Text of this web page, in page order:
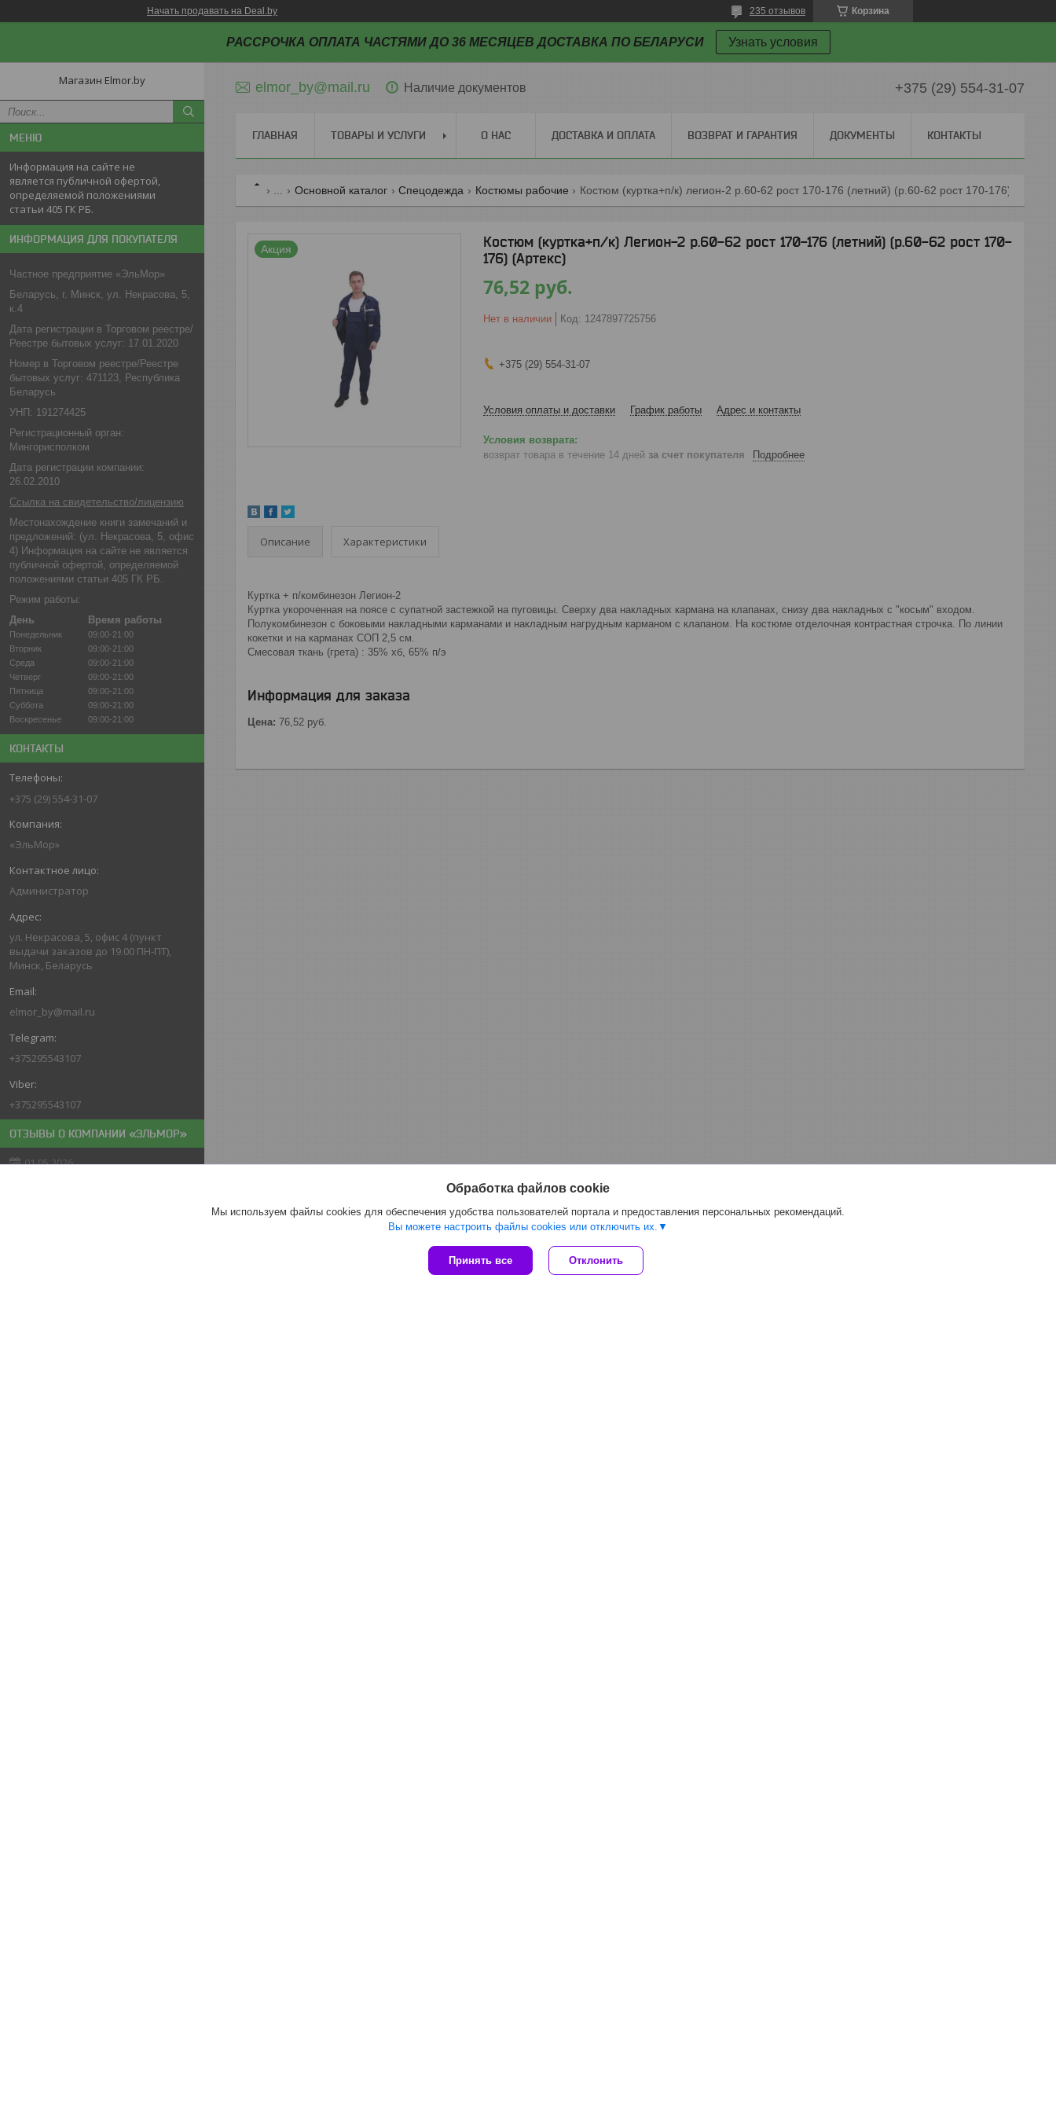
Начать продавать на Deal.by Корзина
235 отзывов
РАССРОЧКА ОПЛАТА ЧАСТЯМИ ДО 36 МЕСЯЦЕВ ДОСТАВКА ПО БЕЛАРУСИ Узнать условия
Магазин Elmor.by
Информация на сайте не
является публичной офертой,
определяемой положениями
статьи 405 ГК РБ.
ИНФОРМАЦИЯ ДЛЯ ПОКУПАТЕЛЯ
Частное предприятие «ЭльМор»
Беларусь, г. Минск, ул. Некрасова, 5,
к.4
Дата регистрации в Торговом реестре/
Реестре бытовых услуг: 17.01.2020
Номер в Торговом реестре/Реестре
бытовых услуг: 471123, Республика
Беларусь
УНП: 191274425
Регистрационный орган:
Мингорисполком
Дата регистрации компании:
26.02.2010
Ссылка на свидетельство/лицензию
Местонахождение книги замечаний и
предложений: (ул. Некрасова, 5, офис
4) Информация на сайте не является
публичной офертой, определяемой
положениями статьи 405 ГК РБ.
Режим работы:
День
Время работы
Понедельник
09:00-21:00
Вторник
09:00-21:00
Среда
09:00-21:00
Четверг
09:00-21:00
Пятница
09:00-21:00
Суббота
09:00-21:00
Воскресенье
09:00-21:00
КОНТАКТЫ
+375 (29) 554-31-07
«ЭльМор»
Администратор
ул. Некрасова, 5, офис 4 (пункт
выдачи заказов до 19.00 ПН-ПТ),
Минск, Беларусь
elmor_by@mail.ru
+375295543107
+375295543107
ОТЗЫВЫ О КОМПАНИИ «ЭЛЬМОР»
01.05.2026
elmor_by@mail.ru Наличие документов +375 (29) 554-31-07
ГЛАВНАЯ ТОВАРЫ И УСЛУГИ О НАС ДОСТАВКА И ОПЛАТА ВОЗВРАТ И ГАРАНТИЯ ДОКУМЕНТЫ КОНТАКТЫ
Основной каталог Спецодежда Костюмы рабочие
Акция
Костюм (куртка+п/к) Легион-2 р.60-62 рост 170-176 (летний) (р.60-62 рост 170-
176) (Артекс)
76,52 руб.
Нет в наличии Код: 1247897725756
+375 (29) 554-31-07
Условия оплаты и доставки График работы Адрес и контакты
возврат товара в течение 14 дней за счет покупателя Подробнее
Описание Характеристики
Куртка + п/комбинезон Легион-2
Куртка укороченная на поясе с супатной застежкой на пуговицы. Сверху два накладных кармана на клапанах, снизу два накладных с "косым" входом.
Полукомбинезон с боковыми накладными карманами и накладным нагрудным карманом с клапаном. На костюме отделочная контрастная строчка. По линии
кокетки и на карманах СОП 2,5 см.
Смесовая ткань (грета) : 35% хб, 65% п/э
Информация для заказа
Цена: 76,52 руб.
Обработка файлов cookie
Мы используем файлы cookies для обеспечения удобства пользователей портала и предоставления персональных рекомендаций.
Вы можете настроить файлы cookies или отключить их.
Принять все Отклонить